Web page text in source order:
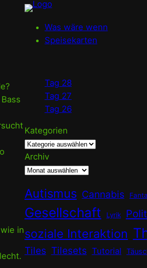
in
Was wäre wenn
Speisekarten
Tag 28
Tag 27
Tag 26
Kategorien
Archiv
Autismus Cannabis
Gesellschaft Lyrik
soziale Interaktion
Tiles Tilesets Tutorial